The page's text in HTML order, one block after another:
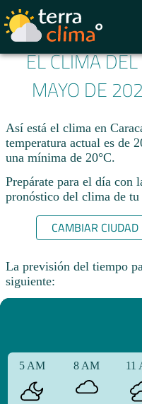
EL CLIMA
MAYO DE
Así está el clima en
temperatura actual es de
una mínima de 20°C.
Prepárate para el día con
pronóstico del clima de tu
CAMBIAR CIUDAD
La previsión del tiempo
siguiente:
5 AM 8 AM 11